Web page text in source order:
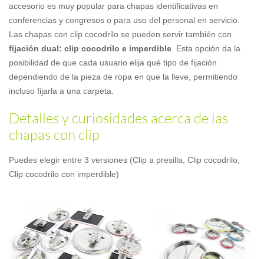
accesorio es muy popular para chapas identificativas en
conferencias y congresos o para uso del personal en servicio.
Las chapas con clip cocodrilo se pueden servir también con
fijación dual: clip cocodrilo e imperdible . Esta opción da la
posibilidad de que cada usuario elija qué tipo de fijación
dependiendo de la pieza de ropa en que la lleve, permitiendo
incluso fijarla a una carpeta.
Detalles y curiosidades acerca de las
chapas con clip
Puedes elegir entre 3 versiones (Clip a presilla, Clip cocodrilo,
Clip cocodrilo con imperdible)